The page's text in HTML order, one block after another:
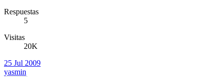
Respuestas
5
Visitas
20K
25 Jul 2009
yasmin